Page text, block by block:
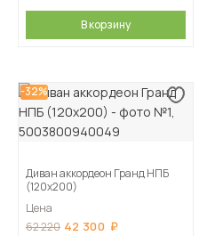
В корзину
-32%
Диван аккордеон Гранд НПБ
(120х200)
Цена
62 220 42 300